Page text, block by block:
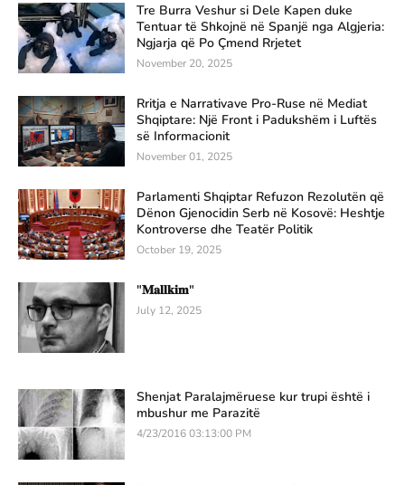
Tre Burra Veshur si Dele Kapen duke
Tentuar të Shkojnë në Spanjë nga Algjeria:
Ngjarja që Po Çmend Rrjetet
November 20, 2025
Rritja e Narrativave Pro-Ruse në Mediat
Shqiptare: Një Front i Padukshëm i Luftës
së Informacionit
November 01, 2025
Parlamenti Shqiptar Refuzon Rezolutën që
Dënon Gjenocidin Serb në Kosovë: Heshtje
Kontroverse dhe Teatër Politik
October 19, 2025
"𝐌𝐚𝐥𝐥𝐤𝐢𝐦"
July 12, 2025
Shenjat Paralajmëruese kur trupi është i
mbushur me Parazitë
4/23/2016 03:13:00 PM